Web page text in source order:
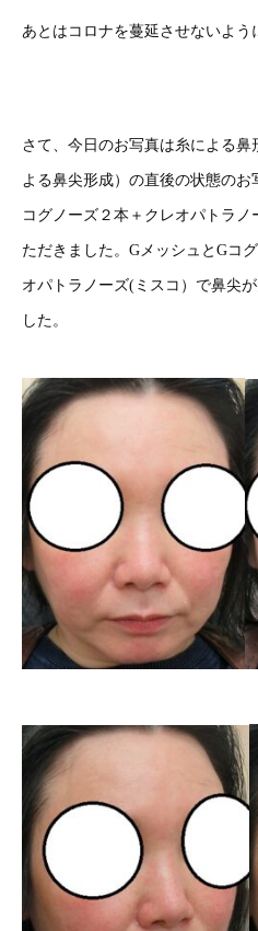
あとはコロナを蔓延させないよう
さて、今日のお写真は糸による
よる鼻尖形成）の直後の状態の
コグノーズ２本＋クレオパトラ
ただきました。GメッシュとGコ
オパトラノーズ(ミスコ）で鼻尖
した。